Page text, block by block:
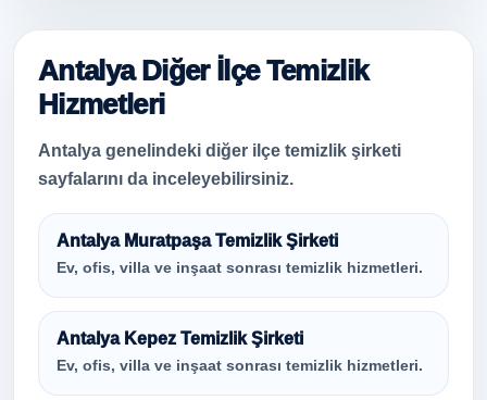
Antalya Diğer İlçe Temizlik
Hizmetleri
Antalya genelindeki diğer ilçe temizlik şirketi
sayfalarını da inceleyebilirsiniz.
Antalya Muratpaşa Temizlik Şirketi
Ev, ofis, villa ve inşaat sonrası temizlik hizmetleri.
Antalya Kepez Temizlik Şirketi
Ev, ofis, villa ve inşaat sonrası temizlik hizmetleri.